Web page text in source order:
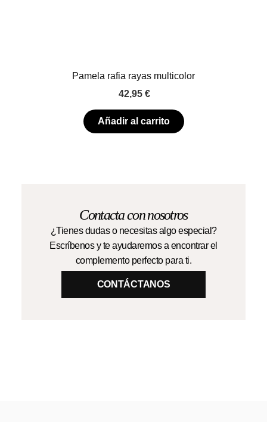
Pamela rafia rayas multicolor
42,95 €
Añadir al carrito
Contacta con nosotros
¿Tienes dudas o necesitas algo especial?
Escríbenos y te ayudaremos a encontrar el
complemento perfecto para ti.
CONTÁCTANOS